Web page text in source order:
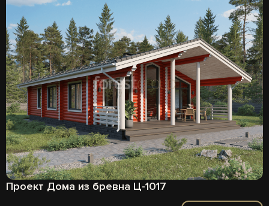
Проект Дома из бревна Ц-1017